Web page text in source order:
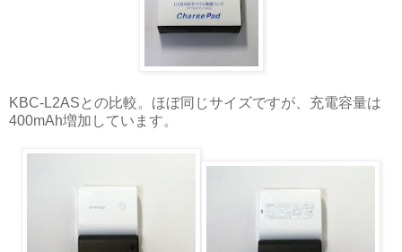
KBC-L2ASとの比較。ほぼ同じサイズですが、充電容量は
400mAh増加しています。